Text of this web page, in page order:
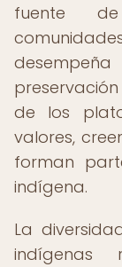
fuente
de los
valores,
forman
indígena.
La